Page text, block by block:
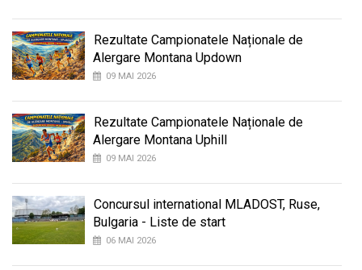
Rezultate Campionatele Naționale de
Alergare Montana Updown
09 MAI 2026
Rezultate Campionatele Naționale de
Alergare Montana Uphill
09 MAI 2026
Concursul international MLADOST, Ruse,
Bulgaria - Liste de start
06 MAI 2026